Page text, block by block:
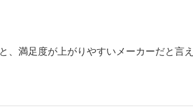
満足度が上がりやすいメーカーだと言え